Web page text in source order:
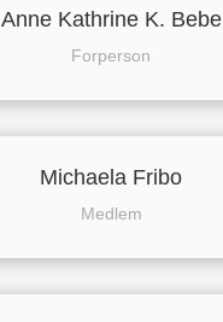
Anne Kathrine K. Bebe
Forperson
Michaela Fribo
Medlem